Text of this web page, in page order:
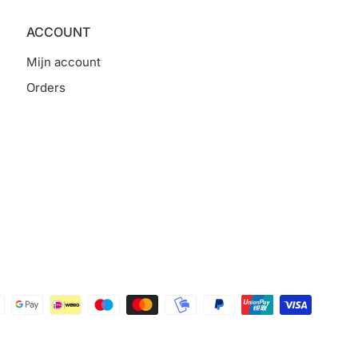
ACCOUNT
Mijn account
Orders